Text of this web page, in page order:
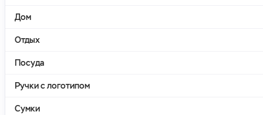
Дом
Отдых
Посуда
Ручки с логотипом
Сумки